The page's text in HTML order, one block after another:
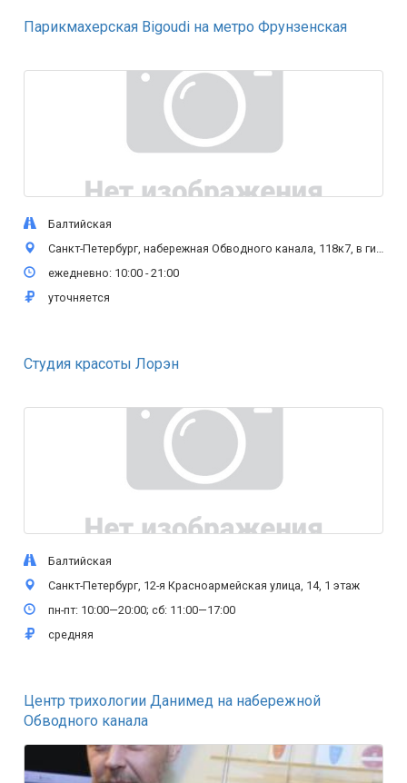
Парикмахерская Bigoudi на метро Фрунзенская
Балтийская
Санкт-Петербург, набережная Обводного канала, 118к7, в гипермаркете «ЛЕНТА»
ежедневно: 10:00 - 21:00
уточняется
Студия красоты Лорэн
Балтийская
Санкт-Петербург, 12-я Красноармейская улица, 14, 1 этаж
пн-пт: 10:00—20:00; сб: 11:00—17:00
средняя
Центр трихологии Данимед на набережной
Обводного канала